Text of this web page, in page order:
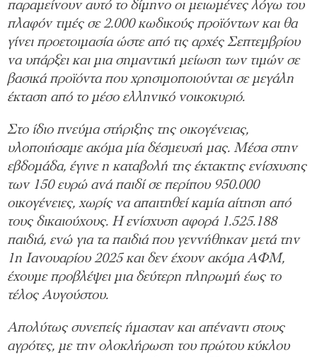
παραμείνουν αυτό το δίμηνο οι μειωμένες λόγω του
πλαφόν τιμές σε 2.000 κωδικούς προϊόντων και θα
γίνει προετοιμασία ώστε από τις αρχές Σεπτεμβρίου
να υπάρξει και μια σημαντική μείωση των τιμών σε
βασικά προϊόντα που χρησιμοποιούνται σε μεγάλη
έκταση από το μέσο ελληνικό νοικοκυριό.
Στο ίδιο πνεύμα στήριξης της οικογένειας,
υλοποιήσαμε ακόμα μία δέσμευσή μας. Μέσα στην
εβδομάδα, έγινε η καταβολή της έκτακτης ενίσχυσης
των 150 ευρώ ανά παιδί σε περίπου 950.000
οικογένειες, χωρίς να απαιτηθεί καμία αίτηση από
τους δικαιούχους. Η ενίσχυση αφορά 1.525.188
παιδιά, ενώ για τα παιδιά που γεννήθηκαν μετά την
1η Ιανουαρίου 2025 και δεν έχουν ακόμα ΑΦΜ,
έχουμε προβλέψει μια δεύτερη πληρωμή έως το
τέλος Αυγούστου.
Απολύτως συνεπείς ήμασταν και απέναντι στους
αγρότες, με την ολοκλήρωση του πρώτου κύκλου